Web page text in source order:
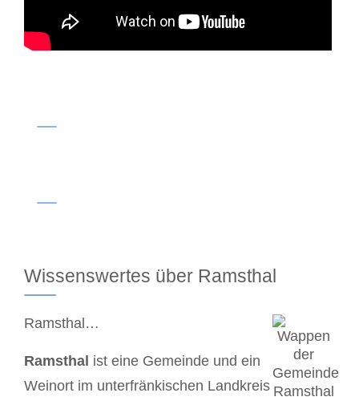
Wissenswertes über Ramsthal
Ramsthal…
Ramsthal ist eine Gemeinde und ein
Weinort im unterfränkischen Landkreis